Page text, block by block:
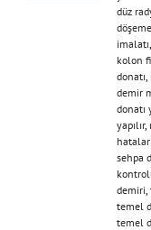
düz
döşeme
imalatı,
kolon
donatı,
demir
donatı
yapılır,
hataları
sehpa
demiri,
temel
temel